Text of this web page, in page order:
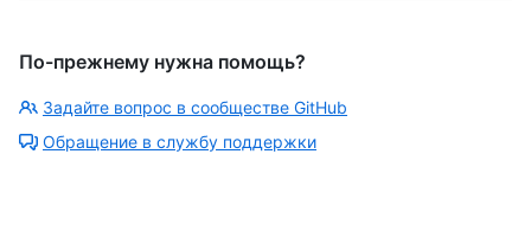
По-прежнему нужна помощь?
Задайте вопрос в сообществе GitHub
Обращение в службу поддержки